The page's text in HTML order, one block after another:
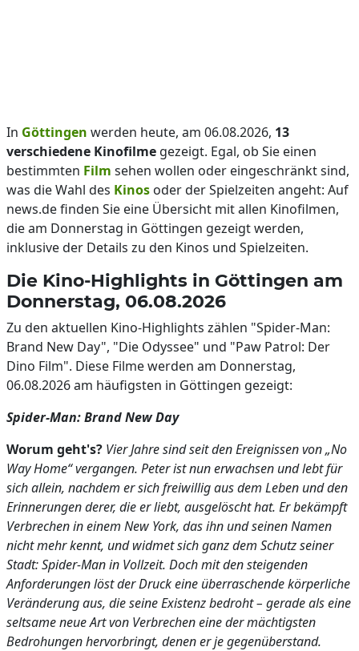
In Göttingen werden heute, am 06.08.2026, 13
verschiedene Kinofilme gezeigt. Egal, ob Sie einen
bestimmten Film sehen wollen oder eingeschränkt sind,
was die Wahl des Kinos oder der Spielzeiten angeht: Auf
news.de finden Sie eine Übersicht mit allen Kinofilmen,
die am Donnerstag in Göttingen gezeigt werden,
inklusive der Details zu den Kinos und Spielzeiten.
Die Kino-Highlights in Göttingen am
Donnerstag, 06.08.2026
Zu den aktuellen Kino-Highlights zählen "Spider-Man:
Brand New Day", "Die Odyssee" und "Paw Patrol: Der
Dino Film". Diese Filme werden am Donnerstag,
06.08.2026 am häufigsten in Göttingen gezeigt:
Spider-Man: Brand New Day
Worum geht's? Vier Jahre sind seit den Ereignissen von „No
Way Home“ vergangen. Peter ist nun erwachsen und lebt für
sich allein, nachdem er sich freiwillig aus dem Leben und den
Erinnerungen derer, die er liebt, ausgelöscht hat. Er bekämpft
Verbrechen in einem New York, das ihn und seinen Namen
nicht mehr kennt, und widmet sich ganz dem Schutz seiner
Stadt: Spider-Man in Vollzeit. Doch mit den steigenden
Anforderungen löst der Druck eine überraschende körperliche
Veränderung aus, die seine Existenz bedroht – gerade als eine
seltsame neue Art von Verbrechen eine der mächtigsten
Bedrohungen hervorbringt, denen er je gegenüberstand.